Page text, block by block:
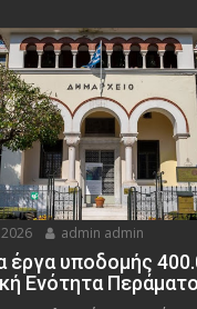
admin admin
έργα υποδομής
Ενότητα